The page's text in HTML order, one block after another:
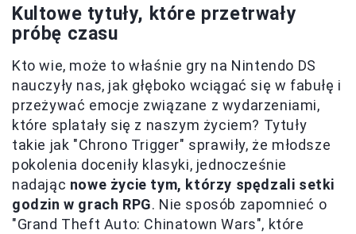
Kultowe tytuły, które przetrwały
próbę czasu
Kto wie, może to właśnie gry na Nintendo DS
nauczyły nas, jak głęboko wciągać się w fabułę i
przeżywać emocje związane z wydarzeniami,
które splatały się z naszym życiem? Tytuły
takie jak "Chrono Trigger" sprawiły, że młodsze
pokolenia doceniły klasyki, jednocześnie
nadając nowe życie tym, którzy spędzali setki
godzin w grach RPG. Nie sposób zapomnieć o
"Grand Theft Auto: Chinatown Wars", które